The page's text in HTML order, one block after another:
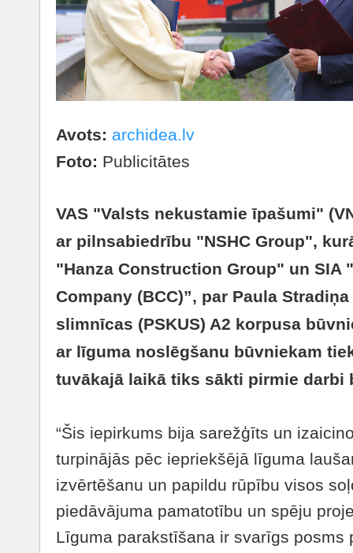
Avots: archidea.lv
Foto: Publicitātes
VAS "Valsts nekustamie īpašumi"
ar pilnsabiedrību "NSHC Group",
"Hanza Construction Group" un SIA
Company (BCC)”, par Paula
slimnīcas (PSKUS) A2 korpusa
ar līguma noslēgšanu būvniekam
tuvākajā laikā tiks sākti pirmie darbi
“Šis iepirkums bija sarežģīts un
turpinājās pēc iepriekšējā līguma
izvērtēšanu un papildu rūpību visos
piedāvājuma pamatotību un spēju
Līguma parakstīšana ir svarīgs posms